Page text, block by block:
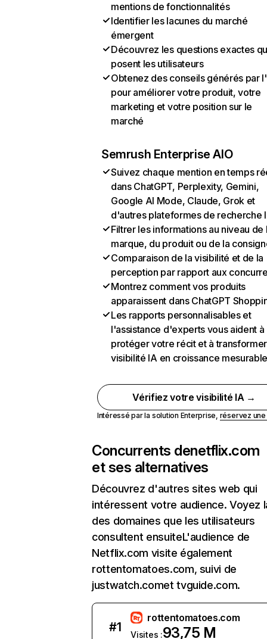
mentions de fonctionnalités
Identifier les lacunes du marché
émergent
Découvrez les questions exactes
posent les utilisateurs
Obtenez des conseils générés par
pour améliorer votre produit, votre
marketing et votre position sur le
marché
Semrush Enterprise AIO
Suivez chaque mention en temps
dans ChatGPT, Perplexity, Gemini,
Google AI Mode, Claude, Grok et
d'autres plateformes de recherche
Filtrer les informations au niveau de
marque, du produit ou de la
Comparaison de la visibilité et de la
perception par rapport aux
Montrez comment vos produits
apparaissent dans ChatGPT
Les rapports personnalisables et
l'assistance d'experts vous aident à
protéger votre récit et à
visibilité IA en croissance
Vérifiez votre visibilité IA →
Intéressé par la solution Enterprise, réservez
Concurrents denetflix.com
et ses alternatives
Découvrez d'autres sites web qui
intéressent votre audience. Voyez
des domaines que les utilisateurs
consultent ensuiteL'audience de
Netflix.com visite également
rottentomatoes.com, suivi de
justwatch.comet tvguide.com.
#1
rottentomatoes.com
Visites :93,75 M